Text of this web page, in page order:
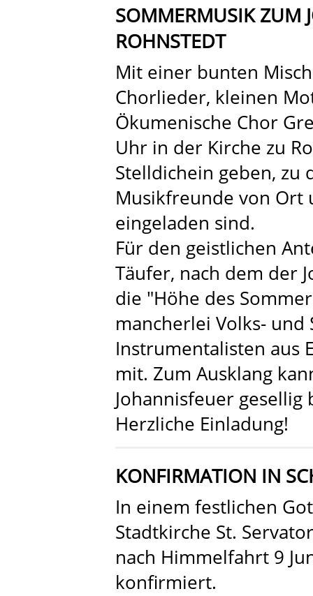
SOMMERMUSIK ZUM
ROHNSTEDT
Mit einer bunten
Chorlieder, kleinen
Ökumenische Chor
Uhr in der Kirche zu
Stelldichein geben, zu
Musikfreunde von Ort
eingeladen sind.
Für den geistlichen
Täufer, nach dem der
die "Höhe des
mancherlei Volks-
Instrumentalisten aus
mit. Zum Ausklang
Johannisfeuer gesellig
Herzliche Einladung!
KONFIRMATION IN
In einem festlichen
Stadtkirche St.
nach Himmelfahrt 9
konfirmiert.